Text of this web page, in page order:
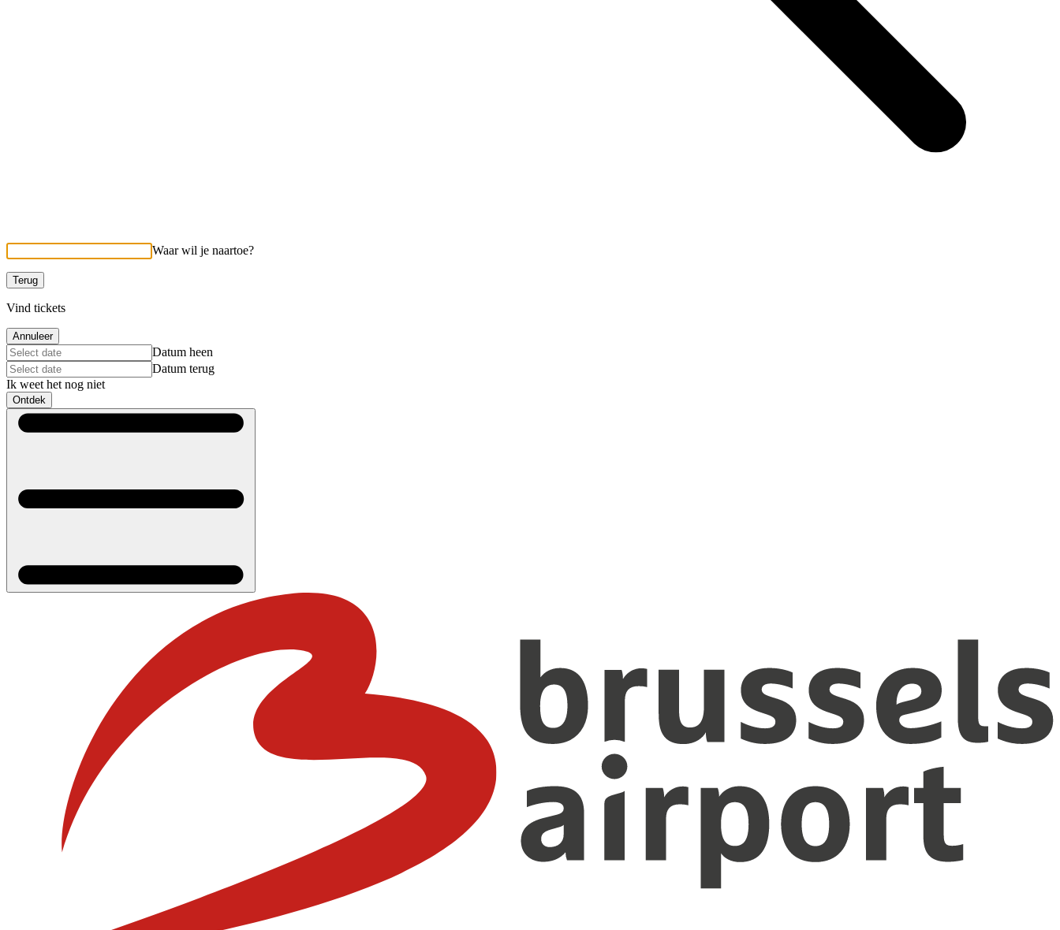
Waar wil je naartoe?
Terug
Vind tickets
Annuleer
Datum heen
Datum terug
Ik weet het nog niet
Ontdek